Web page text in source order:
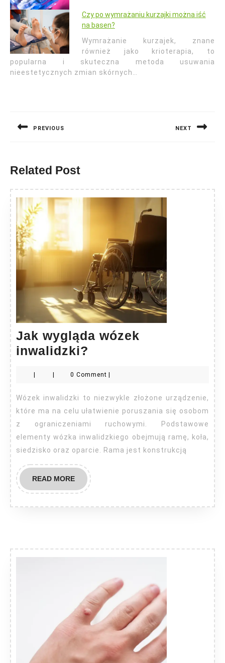
Czy po wymrażaniu kurzajki można iść
na basen?
Wymrażanie kurzajek, znane
również jako krioterapia, to
popularna i skuteczna metoda usuwania
nieestetycznych zmian skórnych…
PREVIOUS NEXT
Related Post
Jak wygląda wózek
inwalidzki?
wózek
inwalidzki?
| | 0 Comment |
Wózek inwalidzki to niezwykle złożone urządzenie,
które ma na celu ułatwienie poruszania się osobom
z ograniczeniami ruchowymi. Podstawowe
elementy wózka inwalidzkiego obejmują ramę, koła,
siedzisko oraz oparcie. Rama jest konstrukcją
READ MOREREAD
MORE